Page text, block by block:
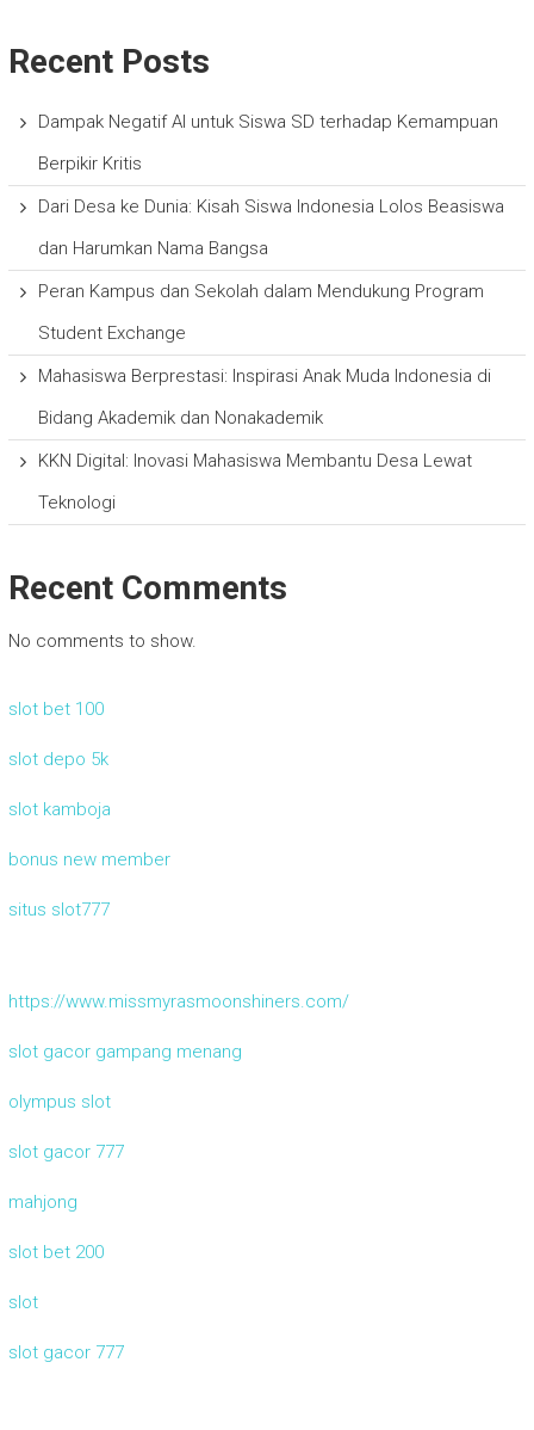
Recent Posts
Dampak Negatif AI untuk Siswa SD terhadap Kemampuan
Berpikir Kritis
Dari Desa ke Dunia: Kisah Siswa Indonesia Lolos Beasiswa
dan Harumkan Nama Bangsa
Peran Kampus dan Sekolah dalam Mendukung Program
Student Exchange
Mahasiswa Berprestasi: Inspirasi Anak Muda Indonesia di
Bidang Akademik dan Nonakademik
KKN Digital: Inovasi Mahasiswa Membantu Desa Lewat
Teknologi
Recent Comments
No comments to show.
slot bet 100
slot depo 5k
slot kamboja
bonus new member
situs slot777
https://www.missmyrasmoonshiners.com/
slot gacor gampang menang
olympus slot
slot gacor 777
mahjong
slot bet 200
slot
slot gacor 777